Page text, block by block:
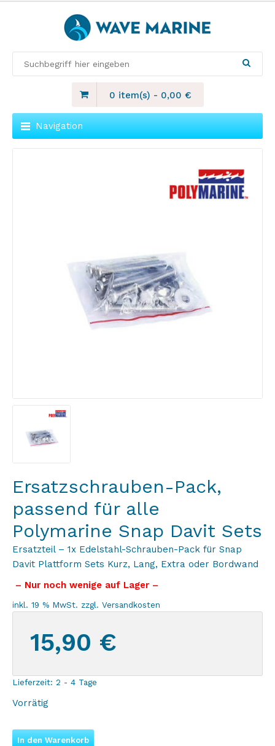
0 item(s) - 0,00 €
Navigation
Ersatzschrauben-Pack,
passend für alle
Polymarine Snap Davit Sets
Ersatzteil – 1x Edelstahl-Schrauben-Pack für Snap
Davit Plattform Sets Kurz, Lang, Extra oder Bordwand
– Nur noch wenige auf Lager –
inkl. 19 % MwSt. zzgl. Versandkosten
15,90 €
Lieferzeit: 2 - 4 Tage
Vorrätig
In den Warenkorb